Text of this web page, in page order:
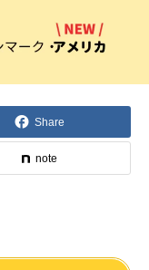
Share
note